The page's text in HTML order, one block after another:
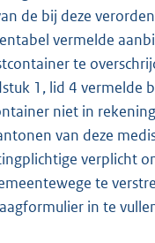
de bij deze
vermelde
te
1, lid 4 vermelde
niet in
van deze
verplicht
te
in te